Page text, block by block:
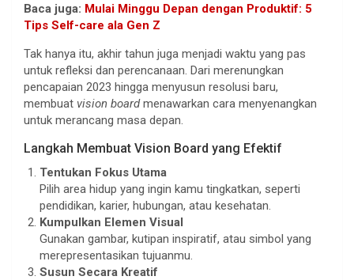
Baca juga: Mulai Minggu Depan dengan Produktif: 5
Tips Self-care ala Gen Z
Tak hanya itu, akhir tahun juga menjadi waktu yang pas
untuk refleksi dan perencanaan. Dari merenungkan
pencapaian 2023 hingga menyusun resolusi baru,
membuat vision boardmenawarkan cara menyenangkan
untuk merancang masa depan.
Langkah Membuat Vision Board yang Efektif
Tentukan Fokus Utama
Pilih area hidup yang ingin kamu tingkatkan, seperti
pendidikan, karier, hubungan, atau kesehatan.
Kumpulkan Elemen Visual
Gunakan gambar, kutipan inspiratif, atau simbol yang
merepresentasikan tujuanmu.
Susun Secara Kreatif